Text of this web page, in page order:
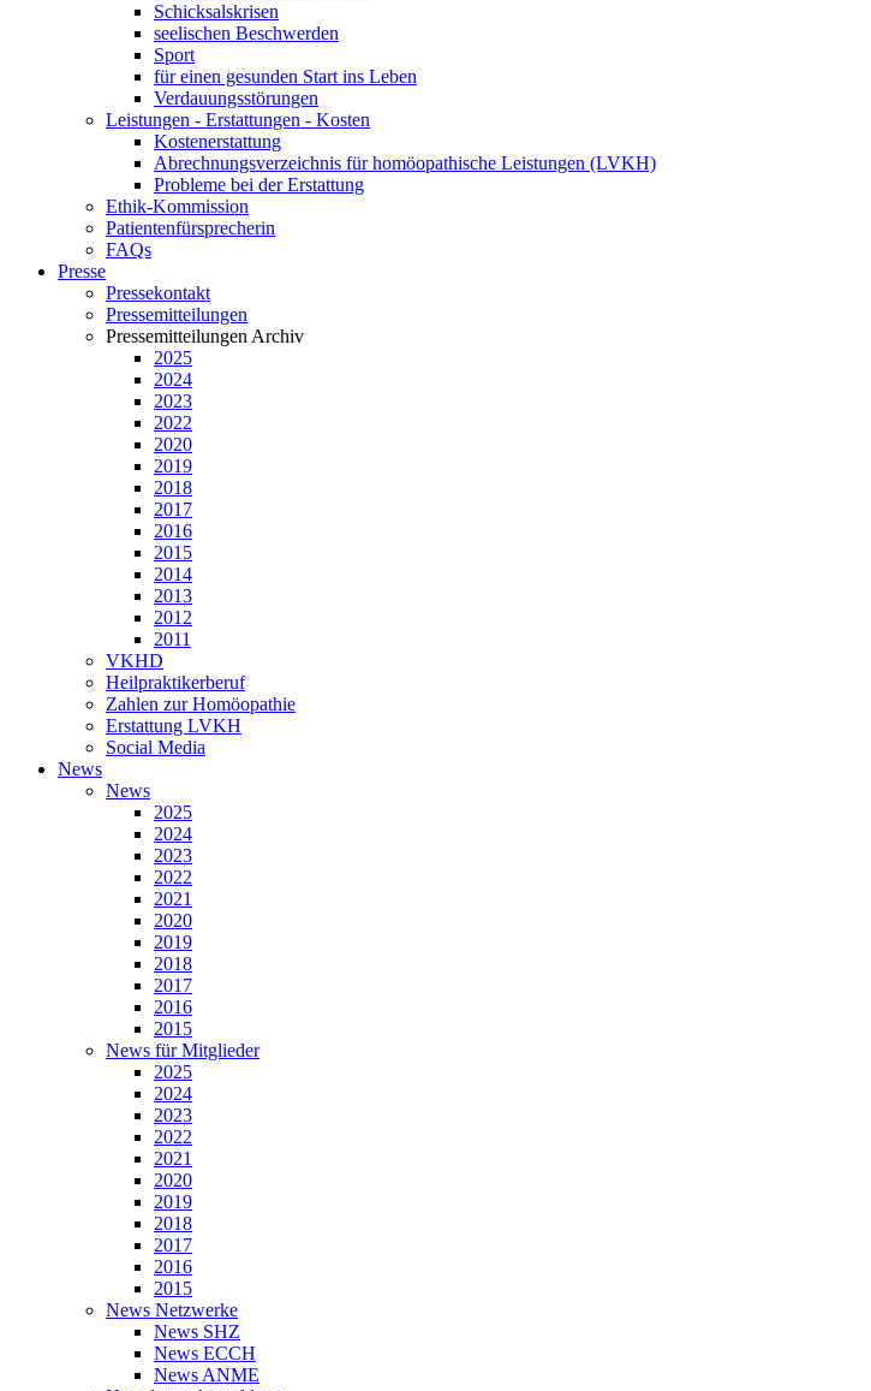
Schicksalskrisen
seelischen Beschwerden
Sport
für einen gesunden Start ins Leben
Verdauungsstörungen
Leistungen - Erstattungen - Kosten
Kostenerstattung
Abrechnungsverzeichnis für homöopathische Leistungen (LVKH)
Probleme bei der Erstattung
Ethik-Kommission
Patientenfürsprecherin
FAQs
Presse
Pressekontakt
Pressemitteilungen
Pressemitteilungen Archiv
2025
2024
2023
2022
2020
2019
2018
2017
2016
2015
2014
2013
2012
2011
VKHD
Heilpraktikerberuf
Zahlen zur Homöopathie
Erstattung LVKH
Social Media
News
News
2025
2024
2023
2022
2021
2020
2019
2018
2017
2016
2015
News für Mitglieder
2025
2024
2023
2022
2021
2020
2019
2018
2017
2016
2015
News Netzwerke
News SHZ
News ECCH
News ANME